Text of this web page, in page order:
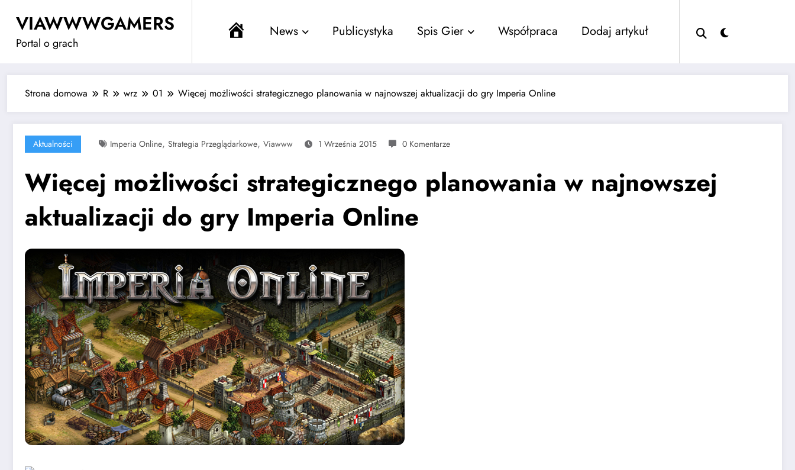
treści
VIAWWWGAMERS
Portal o grach
MenuNews Publicystyka Spis Gier Współpraca Dodaj artykuł
Strona domowa R wrz 01 Więcej możliwości strategicznego planowania w najnowszej aktualizacji do gry Imperia Online
Aktualności Imperia Online, Strategia Przeglądarkowe, Viawww 1 Września 2015 0 Komentarze
Więcej możliwości strategicznego planowania w najnowszej
aktualizacji do gry Imperia Online